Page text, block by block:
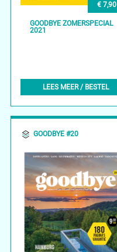
€ 7,90
GOODBYE ZOMERSPECIAL
2021
LEES MEER / BESTEL
GOODBYE #20